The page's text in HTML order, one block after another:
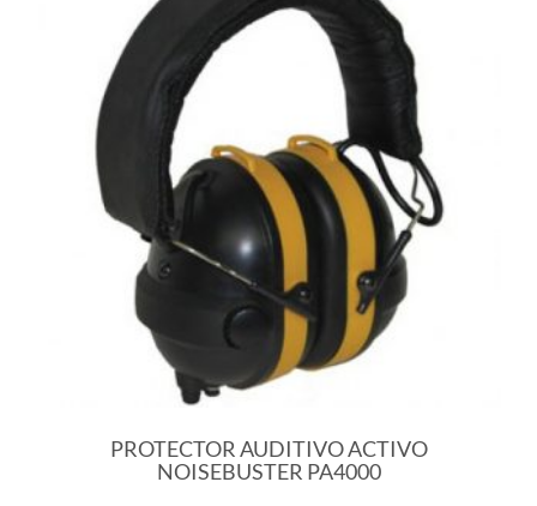
PROTECTOR AUDITIVO ACTIVO
NOISEBUSTER PA4000